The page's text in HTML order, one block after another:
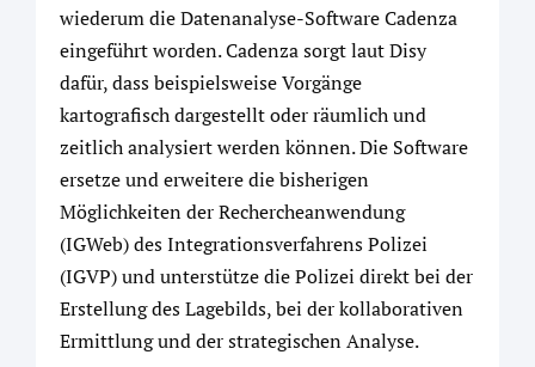
wiederum die Datenanalyse-Software Cadenza
eingeführt worden. Cadenza sorgt laut Disy
dafür, dass beispielsweise Vorgänge
kartografisch dargestellt oder räumlich und
zeitlich analysiert werden können. Die Software
ersetze und erweitere die bisherigen
Möglichkeiten der Rechercheanwendung
(IGWeb) des Integrationsverfahrens Polizei
(IGVP) und unterstütze die Polizei direkt bei der
Erstellung des Lagebilds, bei der kollaborativen
Ermittlung und der strategischen Analyse.